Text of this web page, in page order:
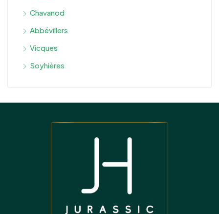
Chavanod
Abbévillers
Vicques
Soyhières